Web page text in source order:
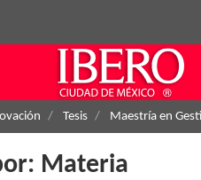
Tesis Maestría en
Materia